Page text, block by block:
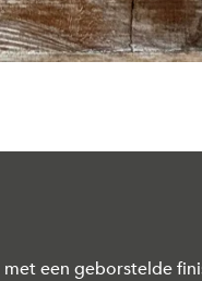
een geborstelde